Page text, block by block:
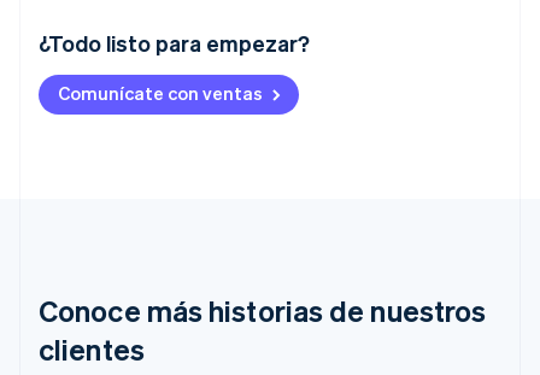
¿Todo listo para empezar?
Comunícate con ventas
Conoce más historias de nuestros
clientes
Alemania
DeutschEnglish
Australia
Bulgaria
English
Canadá